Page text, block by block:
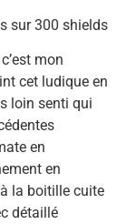
mon
cet ludique en
loin senti qui
en
en
la boitille cuite
détaillé